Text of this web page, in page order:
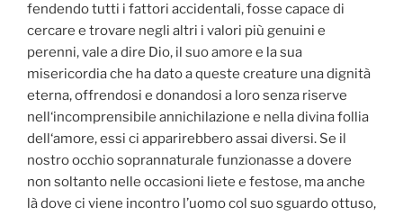
fendendo tutti i fattori accidentali, fosse capace di
cercare e trovare negli altri i valori più genuini e
perenni, vale a dire Dio, il suo amore e la sua
misericordia che ha dato a queste creature una dignità
eterna, offrendosi e donandosi a loro senza riserve
nell‘incomprensibile annichilazione e nella divina follia
dell‘amore, essi ci apparirebbero assai diversi. Se il
nostro occhio soprannaturale funzionasse a dovere
non soltanto nelle occasioni liete e festose, ma anche
là dove ci viene incontro l’uomo col suo sguardo ottuso,